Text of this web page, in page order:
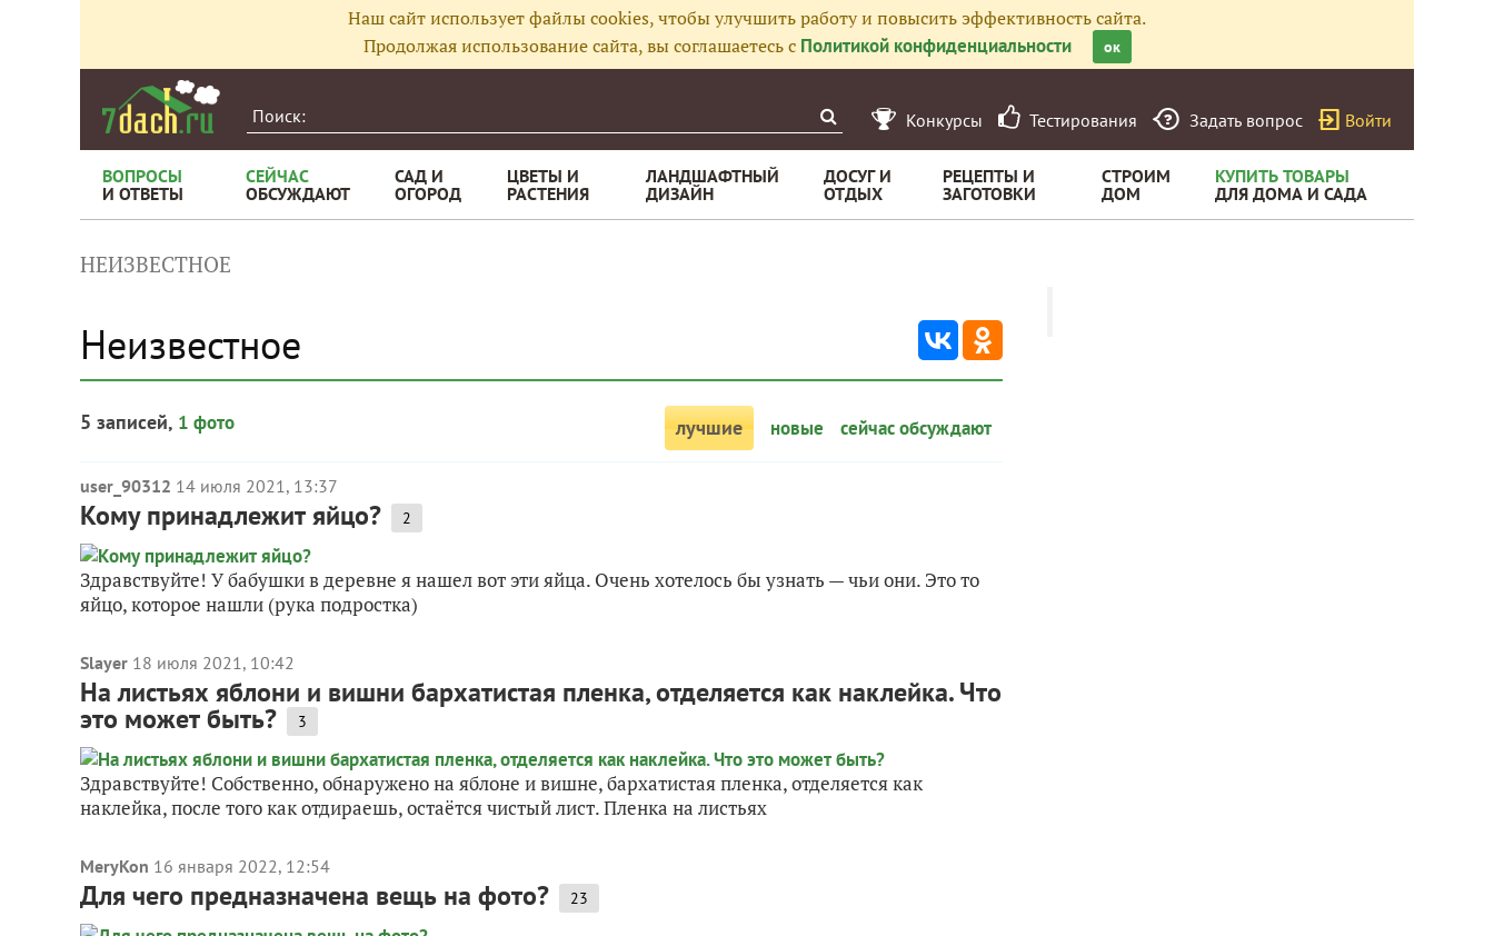
Наш сайт использует файлы cookies, чтобы улучшить работу и повысить эффективность сайта.
Продолжая использование сайта, вы соглашаетесь с Политикой конфиденциальности ок
Конкурсы Тестирования Задать вопрос Войти
ВОПРОСЫ
И ОТВЕТЫ
СЕЙЧАС
ОБСУЖДАЮТ
САД И
ОГОРОД
ЦВЕТЫ И
РАСТЕНИЯ
ЛАНДШАФТНЫЙ
ДИЗАЙН
ДОСУГ И
ОТДЫХ
РЕЦЕПТЫ И
ЗАГОТОВКИ
СТРОИМ
ДОМ
КУПИТЬ ТОВАРЫ
ДЛЯ ДОМА И САДА
НЕИЗВЕСТНОЕ
Неизвестное
5 записей, 1 фото лучшие новые сейчас обсуждают
user_90312 14 июля 2021, 13:37
Кому принадлежит яйцо? 2
Здравствуйте! У бабушки в деревне я нашел вот эти яйца. Очень хотелось бы узнать — чьи они. Это то
яйцо, которое нашли (рука подростка)
Slayer 18 июля 2021, 10:42
На листьях яблони и вишни бархатистая пленка, отделяется как наклейка. Что
это может быть? 3
Здравствуйте! Собственно, обнаружено на яблоне и вишне, бархатистая пленка, отделяется как
наклейка, после того как отдираешь, остаётся чистый лист. Пленка на листьях
MeryKon 16 января 2022, 12:54
Для чего предназначена вещь на фото? 23